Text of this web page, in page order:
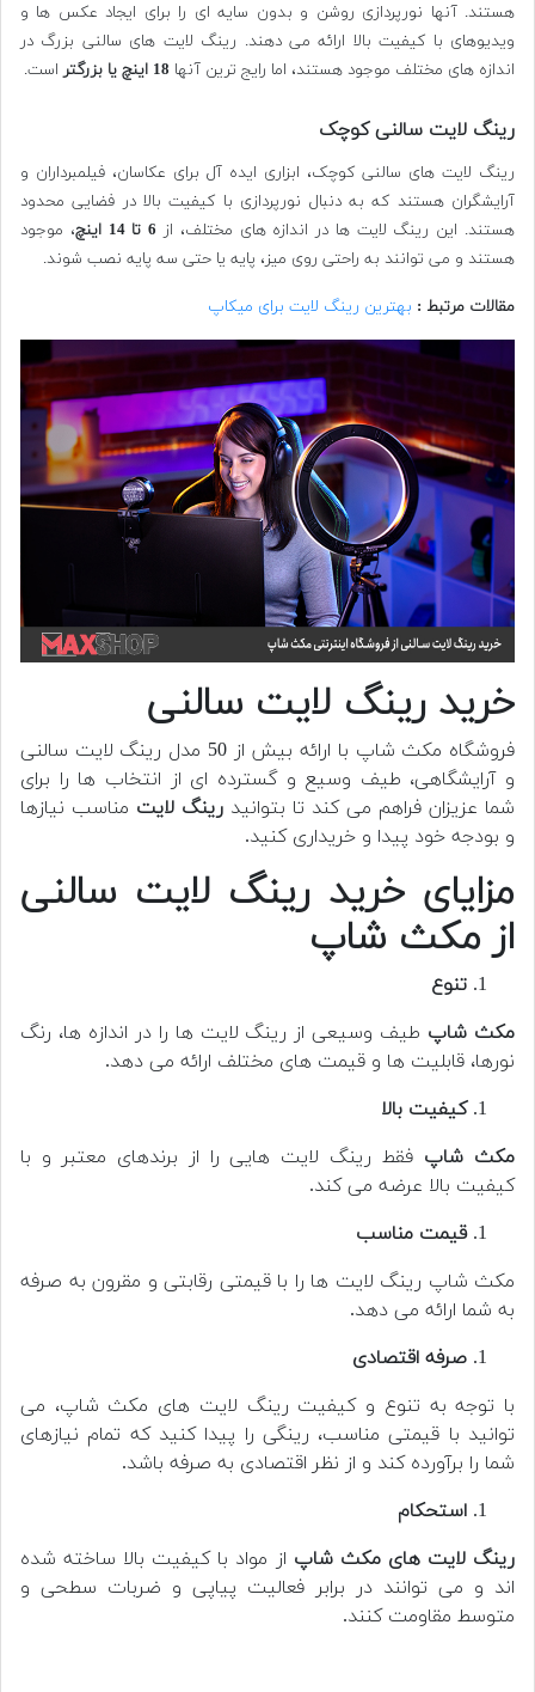
هستند. آنها نورپردازی روشن و بدون سایه ای را برای ایجاد عکس ها و
ویدیوهای با کیفیت بالا ارائه می دهند. رینگ لایت های سالنی بزرگ در
اندازه های مختلف موجود هستند، اما رایج ترین آنها 18 اینچ یا بزرگتر است.
رینگ لایت سالنی کوچک
رینگ لایت های سالنی کوچک، ابزاری ایده آل برای عکاسان، فیلمبرداران و
آرایشگران هستند که به دنبال نورپردازی با کیفیت بالا در فضایی محدود
هستند. این رینگ لایت ها در اندازه های مختلف، از 6 تا 14 اینچ
، موجود
هستند و می توانند به راحتی روی میز، پایه یا حتی سه پایه نصب شوند.
مقالات مرتبط : بهترین رینگ لایت برای میکاپ
خرید رینگ لایت سالنی
فروشگاه مکث شاپ با ارائه بیش از 50 مدل رینگ لایت سالنی
و آرایشگاهی، طیف وسیع و گسترده ای از انتخاب ها را برای
شما عزیزان فراهم می کند تا بتوانید رینگ لایت مناسب نیازها
و بودجه خود پیدا و خریداری کنید.
مزایای خرید رینگ لایت سالنی
از مکث شاپ
تنوع
مکث شاپ طیف وسیعی از رینگ لایت ها را در اندازه ها، رنگ
نورها، قابلیت ها و قیمت های مختلف ارائه می دهد.
کیفیت بالا
مکث شاپ فقط رینگ لایت هایی را از برندهای معتبر و با
کیفیت بالا عرضه می کند.
قیمت مناسب
مکث شاپ رینگ لایت ها را با قیمتی رقابتی و مقرون به صرفه
به شما ارائه می دهد.
صرفه اقتصادی
با توجه به تنوع و کیفیت رینگ لایت های مکث شاپ، می
توانید با قیمتی مناسب، رینگی را پیدا کنید که تمام نیازهای
شما را برآورده کند و از نظر اقتصادی به صرفه باشد.
استحکام
رینگ لایت های مکث شاپ از مواد با کیفیت بالا ساخته شده
اند و می توانند در برابر فعالیت پیاپی و ضربات سطحی و
متوسط ​​مقاومت کنند.